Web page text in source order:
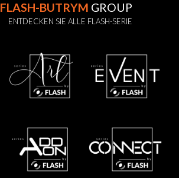
FLASH-BUTRYM GROUP
ENTDECKEN SIE ALLE FLASH-SERIE